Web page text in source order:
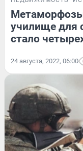
училище для
стало
24 августа, 2022, 06:00